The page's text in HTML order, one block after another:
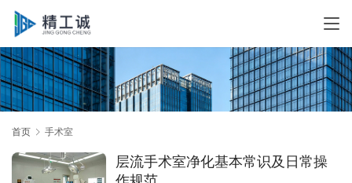
首页 手术室
层流手术室净化基本常识及日常操